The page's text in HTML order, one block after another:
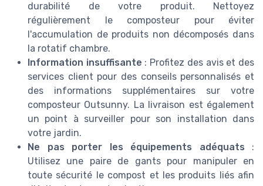
durabilité de votre produit. Nettoyez
régulièrement le composteur pour éviter
l'accumulation de produits non décomposés dans
la rotatif chambre.
Information insuffisante : Profitez des avis et des
services client pour des conseils personnalisés et
des informations supplémentaires sur votre
composteur Outsunny. La livraison est également
un point à surveiller pour son installation dans
votre jardin.
Ne pas porter les équipements adéquats :
Utilisez une paire de gants pour manipuler en
toute sécurité le compost et les produits liés afin